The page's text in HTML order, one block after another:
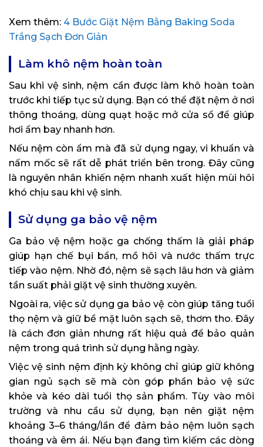
Xem thêm: 4 Bước Giặt Nệm Bằng Baking Soda
Trắng Sạch Đơn Giản
Làm khô nệm hoàn toàn
Sau khi vệ sinh, nệm cần được làm khô hoàn toàn
trước khi tiếp tục sử dụng. Bạn có thể đặt nệm ở nơi
thông thoáng, dùng quạt hoặc mở cửa sổ để giúp
hơi ẩm bay nhanh hơn.
Nếu nệm còn ẩm mà đã sử dụng ngay, vi khuẩn và
nấm mốc sẽ rất dễ phát triển bên trong. Đây cũng
là nguyên nhân khiến nệm nhanh xuất hiện mùi hôi
khó chịu sau khi vệ sinh.
Sử dụng ga bảo vệ nệm
Ga bảo vệ nệm hoặc ga chống thấm là giải pháp
giúp hạn chế bụi bẩn, mồ hôi và nước thấm trực
tiếp vào nệm. Nhờ đó, nệm sẽ sạch lâu hơn và giảm
tần suất phải giặt vệ sinh thường xuyên.
Ngoài ra, việc sử dụng ga bảo vệ còn giúp tăng tuổi
thọ nệm và giữ bề mặt luôn sạch sẽ, thơm tho. Đây
là cách đơn giản nhưng rất hiệu quả để bảo quản
nệm trong quá trình sử dụng hằng ngày.
Việc vệ sinh nệm định kỳ không chỉ giúp giữ không
gian ngủ sạch sẽ mà còn góp phần bảo vệ sức
khỏe và kéo dài tuổi thọ sản phẩm. Tùy vào môi
trường và nhu cầu sử dụng, bạn nên giặt nệm
khoảng 3–6 tháng/lần để đảm bảo nệm luôn sạch
thoáng và êm ái. Nếu bạn đang tìm kiếm các dòng